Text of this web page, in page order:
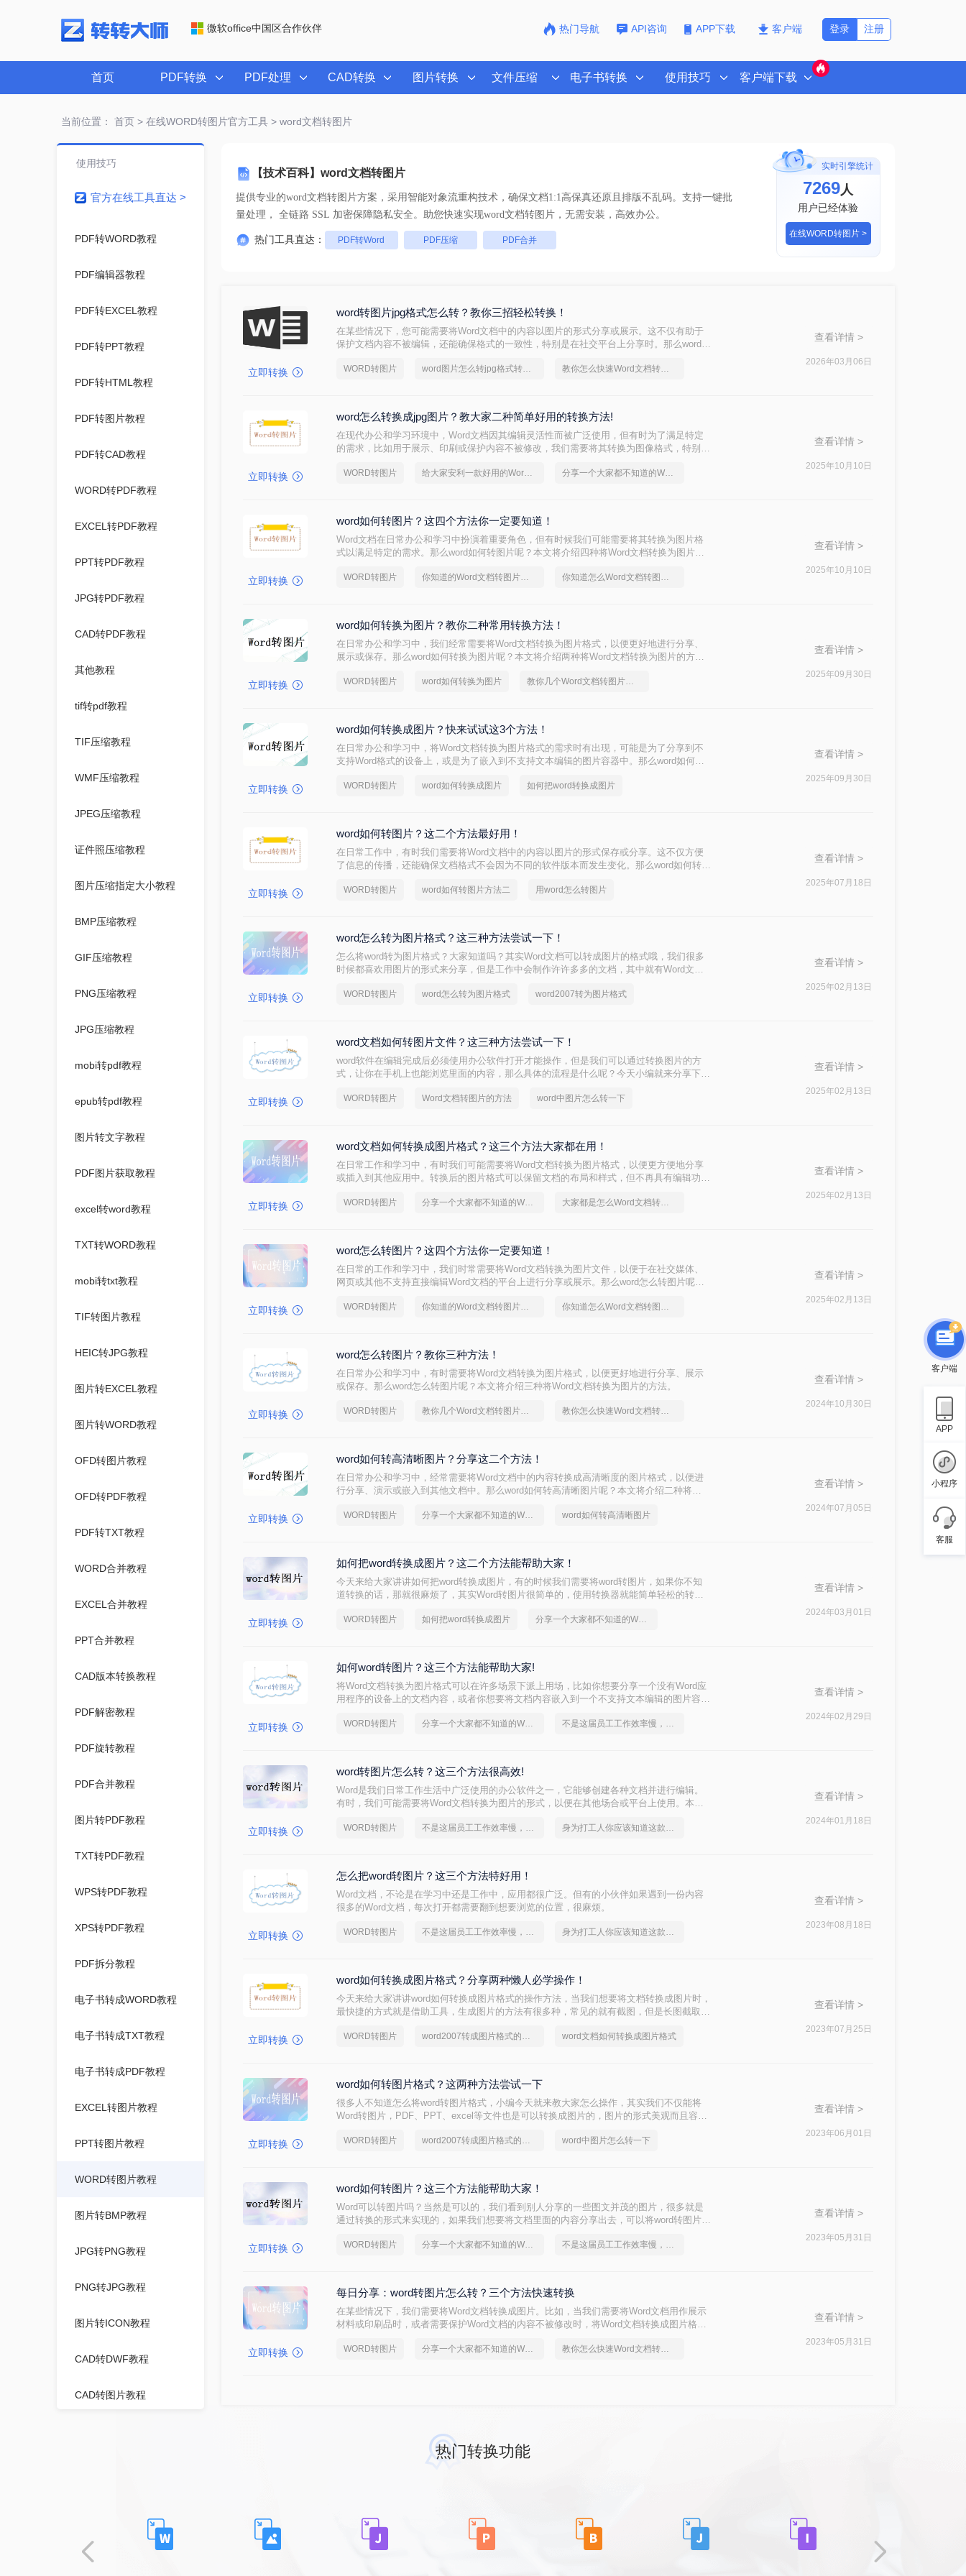
微软office中国区合作伙伴 热门导航 API咨询 APP下载 客户端 注册
登录
首页 PDF转换 PDF处理 CAD转换 图片转换 文件压缩 电子书转换 使用技巧 客户端下载
当前位置： 首页> 在线WORD转图片官方工具> word文档转图片
【技术百科】word文档转图片
提供专业的word文档转图片方案，采用智能对象流重构技术，确保文档1:1高保真还原且排版不乱码。支持一键批
量处理， 全链路 SSL 加密保障隐私安全。助您快速实现word文档转图片，无需安装，高效办公。
热门工具直达： PDF转Word PDF压缩 PDF合并
实时引擎统计
7272人
用户已经体验
在线WORD转图片 >
使用技巧
官方在线工具直达 >
PDF转WORD教程
PDF编辑器教程
PDF转EXCEL教程
PDF转PPT教程
PDF转HTML教程
PDF转图片教程
PDF转CAD教程
WORD转PDF教程
EXCEL转PDF教程
PPT转PDF教程
JPG转PDF教程
CAD转PDF教程
其他教程
tif转pdf教程
TIF压缩教程
WMF压缩教程
JPEG压缩教程
证件照压缩教程
图片压缩指定大小教程
BMP压缩教程
GIF压缩教程
PNG压缩教程
JPG压缩教程
mobi转pdf教程
epub转pdf教程
图片转文字教程
PDF图片获取教程
excel转word教程
TXT转WORD教程
mobi转txt教程
TIF转图片教程
HEIC转JPG教程
图片转EXCEL教程
图片转WORD教程
OFD转图片教程
OFD转PDF教程
PDF转TXT教程
WORD合并教程
EXCEL合并教程
PPT合并教程
CAD版本转换教程
PDF解密教程
PDF旋转教程
PDF合并教程
图片转PDF教程
TXT转PDF教程
WPS转PDF教程
XPS转PDF教程
PDF拆分教程
电子书转成WORD教程
电子书转成TXT教程
电子书转成PDF教程
EXCEL转图片教程
PPT转图片教程
WORD转图片教程
图片转BMP教程
JPG转PNG教程
PNG转JPG教程
图片转ICON教程
CAD转DWF教程
CAD转图片教程
图片压缩教程
立即转换
word转图片jpg格式怎么转？教你三招轻松转换！
在某些情况下，您可能需要将Word文档中的内容以图片的形式分享或展示。这不仅有助于
保护文档内容不被编辑，还能确保格式的一致性，特别是在社交平台上分享时。那么word转
WORD转图片 word图片怎么转jpg格式转换器 教你怎么快速Word文档转图片
查看详情 >
2026年03月06日
立即转换
word怎么转换成jpg图片？教大家二种简单好用的转换方法!
在现代办公和学习环境中，Word文档因其编辑灵活性而被广泛使用，但有时为了满足特定
的需求，比如用于展示、印刷或保护内容不被修改，我们需要将其转换为图像格式，特别是
合分享和存档。那么word怎么转换成jpg图片呢？本文将介绍两种常用的Word转JPG的方
WORD转图片 给大家安利一款好用的Word文档转图片软件 分享一个大家都不知道的Word文档转图片方法
查看详情 >
2025年10月10日
立即转换
word如何转图片？这四个方法你一定要知道！
Word文档在日常办公和学习中扮演着重要角色，但有时候我们可能需要将其转换为图片格
式以满足特定的需求。那么word如何转图片呢？本文将介绍四种将Word文档转换为图片的
WORD转图片 你知道的Word文档转图片方法吗？ 你知道怎么Word文档转图片吗？
查看详情 >
2025年10月10日
立即转换
word如何转换为图片？教你二种常用转换方法！
在日常办公和学习中，我们经常需要将Word文档转换为图片格式，以便更好地进行分享、
展示或保存。那么word如何转换为图片呢？本文将介绍两种将Word文档转换为图片的方
WORD转图片 word如何转换为图片 教你几个Word文档转图片的方法
查看详情 >
2025年09月30日
立即转换
word如何转换成图片？快来试试这3个方法！
在日常办公和学习中，将Word文档转换为图片格式的需求时有出现，可能是为了分享到不
支持Word格式的设备上，或是为了嵌入到不支持文本编辑的图片容器中。那么word如何转
WORD转图片 word如何转换成图片 如何把word转换成图片
查看详情 >
2025年09月30日
立即转换
word如何转图片？这二个方法最好用！
在日常工作中，有时我们需要将Word文档中的内容以图片的形式保存或分享。这不仅方便
了信息的传播，还能确保文档格式不会因为不同的软件版本而发生变化。那么word如何转图
WORD转图片 word如何转图片方法二 用word怎么转图片
查看详情 >
2025年07月18日
立即转换
word怎么转为图片格式？这三种方法尝试一下！
怎么将word转为图片格式？大家知道吗？其实Word文档可以转成图片的格式哦，我们很多
时候都喜欢用图片的形式来分享，但是工作中会制作许许多多的文档，其中就有Word文
的方法，那么word怎么转为图片格式呢？
WORD转图片 word怎么转为图片格式 word2007转为图片格式
查看详情 >
2025年02月13日
立即转换
word文档如何转图片文件？这三种方法尝试一下！
word软件在编辑完成后必须使用办公软件打开才能操作，但是我们可以通过转换图片的方
式，让你在手机上也能浏览里面的内容，那么具体的流程是什么呢？今天小编就来分享下
WORD转图片 Word文档转图片的方法 word中图片怎么转一下
查看详情 >
2025年02月13日
立即转换
word文档如何转换成图片格式？这三个方法大家都在用！
在日常工作和学习中，有时我们可能需要将Word文档转换为图片格式，以便更方便地分享
或插入到其他应用中。转换后的图片格式可以保留文档的布局和样式，但不再具有编辑功
方法。
WORD转图片 分享一个大家都不知道的Word文档转图片方法 大家都是怎么Word文档转图片的
查看详情 >
2025年02月13日
立即转换
word怎么转图片？这四个方法你一定要知道！
在日常的工作和学习中，我们时常需要将Word文档转换为图片文件，以便于在社交媒体、
网页或其他不支持直接编辑Word文档的平台上进行分享或展示。那么word怎么转图片呢？
换。
WORD转图片 你知道的Word文档转图片方法吗？ 你知道怎么Word文档转图片吗？
查看详情 >
2025年02月13日
立即转换
word怎么转图片？教你三种方法！
在日常办公和学习中，有时需要将Word文档转换为图片格式，以便更好地进行分享、展示
或保存。那么word怎么转图片呢？本文将介绍三种将Word文档转换为图片的方法。
WORD转图片 教你几个Word文档转图片的方法 教你怎么快速Word文档转图片
查看详情 >
2024年10月30日
立即转换
word如何转高清晰图片？分享这二个方法！
在日常办公和学习中，经常需要将Word文档中的内容转换成高清晰度的图片格式，以便进
行分享、演示或嵌入到其他文档中。那么word如何转高清晰图片呢？本文将介绍二种将
WORD转图片 分享一个大家都不知道的Word文档转图片方法 word如何转高清晰图片
查看详情 >
2024年07月05日
立即转换
如何把word转换成图片？这二个方法能帮助大家！
今天来给大家讲讲如何把word转换成图片，有的时候我们需要将word转图片，如果你不知
道转换的话，那就很麻烦了，其实Word转图片很简单的，使用转换器就能简单轻松的转换
WORD转图片 如何把word转换成图片 分享一个大家都不知道的Word文档转图片方法
查看详情 >
2024年03月01日
立即转换
如何word转图片？这三个方法能帮助大家!
将Word文档转换为图片格式可以在许多场景下派上用场，比如你想要分享一个没有Word应
用程序的设备上的文档内容，或者你想要将文档内容嵌入到一个不支持文本编辑的图片容器
word转图片呢？以下是一些常用的方法，帮助你轻松将Word文档转换为图片。
WORD转图片 分享一个大家都不知道的Word文档转图片方法 不是这届员工工作效率慢，是你不会word转图片这一招！
查看详情 >
2024年02月29日
立即转换
word转图片怎么转？这三个方法很高效!
Word是我们日常工作生活中广泛使用的办公软件之一，它能够创建各种文档并进行编辑。
有时，我们可能需要将Word文档转换为图片的形式，以便在其他场合或平台上使用。本文
WORD转图片 不是这届员工工作效率慢，是你不会word转图片这一招！ 身为打工人你应该知道这款Word文档转图片软件
查看详情 >
2024年01月18日
立即转换
怎么把word转图片？这三个方法特好用！
Word文档，不论是在学习中还是工作中，应用都很广泛。但有的小伙伴如果遇到一份内容
很多的Word文档，每次打开都需要翻到想要浏览的位置，很麻烦。
WORD转图片 不是这届员工工作效率慢，是你不会word转图片这一招！ 身为打工人你应该知道这款Word文档转图片软件
查看详情 >
2023年08月18日
立即转换
word如何转换成图片格式？分享两种懒人必学操作！
今天来给大家讲讲word如何转换成图片格式的操作方法，当我们想要将文档转换成图片时，
最快捷的方式就是借助工具，生成图片的方法有很多种，常见的就有截图，但是长图截取有
了，今天就来教会大家这个技巧。
WORD转图片 word2007转成图片格式的两种方法 word文档如何转换成图片格式
查看详情 >
2023年07月25日
立即转换
word如何转图片格式？这两种方法尝试一下
很多人不知道怎么将word转图片格式，小编今天就来教大家怎么操作，其实我们不仅能将
Word转图片，PDF、PPT、excel等文件也是可以转换成图片的，图片的形式美观而且容易
WORD转图片 word2007转成图片格式的两种方法 word中图片怎么转一下
查看详情 >
2023年06月01日
立即转换
word如何转图片？这三个方法能帮助大家！
Word可以转图片吗？当然是可以的，我们看到别人分享的一些图文并茂的图片，很多就是
通过转换的形式来实现的，如果我们想要将文档里面的内容分享出去，可以将word转图片，
WORD转图片 分享一个大家都不知道的Word文档转图片方法 不是这届员工工作效率慢，是你不会word转图片这一招！
查看详情 >
2023年05月31日
立即转换
每日分享：word转图片怎么转？三个方法快速转换
在某些情况下，我们需要将Word文档转换成图片。比如，当我们需要将Word文档用作展示
材料或印刷品时，或者需要保护Word文档的内容不被修改时，将Word文档转换成图片格式
WORD转图片 分享一个大家都不知道的Word文档转图片方法 教你怎么快速Word文档转图片
查看详情 >
2023年05月31日
热门转换功能
客户端
APP
小程序
客服